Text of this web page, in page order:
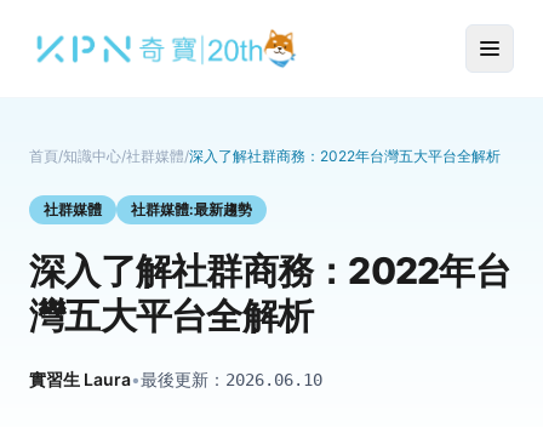
首頁/知識中心/社群媒體/深入了解社群商務：2022年台灣五大平台全解析
社群媒體 社群媒體:最新趨勢
深入了解社群商務：2022年台
灣五大平台全解析
實習生 Laura•最後更新： 2026.06.10